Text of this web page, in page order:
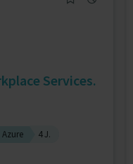
Services.
4 J.